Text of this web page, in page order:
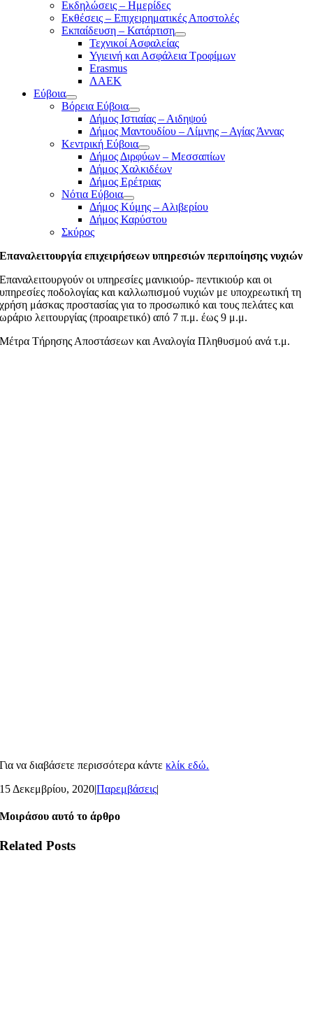
Εκδηλώσεις – Ημερίδες
Εκθέσεις – Επιχειρηματικές Αποστολές
Εκπαίδευση – Κατάρτιση
Τεχνικοί Ασφαλείας
Υγιεινή και Ασφάλεια Τροφίμων
Erasmus
ΛΑΕΚ
Εύβοια
Βόρεια Εύβοια
Δήμος Ιστιαίας – Αιδηψού
Δήμος Μαντουδίου – Λίμνης – Αγίας Άννας
Κεντρική Εύβοια
Δήμος Διρφύων – Μεσσαπίων
Δήμος Χαλκιδέων
Δήμος Ερέτριας
Νότια Εύβοια
Δήμος Κύμης – Αλιβερίου
Δήμος Καρύστου
Σκύρος
Επαναλειτουργία επιχειρήσεων υπηρεσιών περιποίησης νυχιών
Επαναλειτουργούν οι υπηρεσίες μανικιούρ- πεντικιούρ και οι
υπηρεσίες ποδολογίας και καλλωπισμού νυχιών με υποχρεωτική τη
χρήση μάσκας προστασίας για το προσωπικό και τους πελάτες και
ωράριο λειτουργίας (προαιρετικό) από 7 π.μ. έως 9 μ.μ.
Μέτρα Τήρησης Αποστάσεων και Αναλογία Πληθυσμού ανά τ.μ.
Για να διαβάσετε περισσότερα κάντεκλίκ εδώ.
15 Δεκεμβρίου, 2020|Παρεμβάσεις|
Μοιράσου αυτό το άρθρο
Related Posts